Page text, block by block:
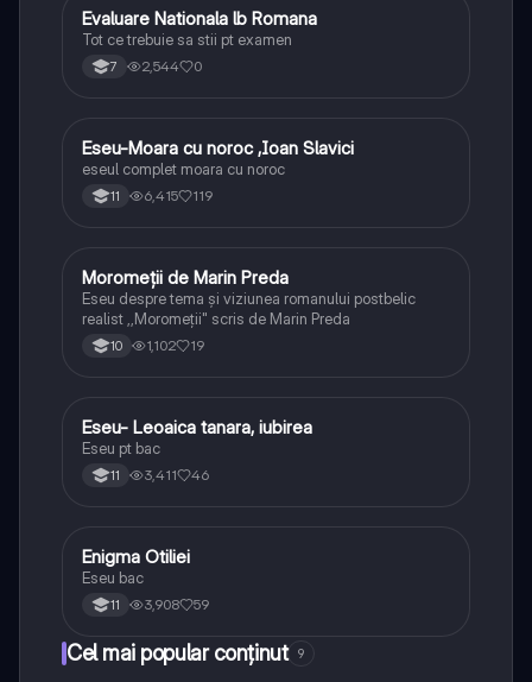
Limba și literatura română
Evaluare Nationala lb Romana
Tot ce trebuie sa stii pt examen
7 2,544 0
Limba și literatura română
Eseu-Moara cu noroc ,Ioan Slavici
eseul complet moara cu noroc
11 6,415 119
Limba și literatura română
Moromeții de Marin Preda
Eseu despre tema și viziunea romanului postbelic
realist ,,Moromeții" scris de Marin Preda
10 1,102 19
Limba și literatura română
Eseu- Leoaica tanara, iubirea
Eseu pt bac
11 3,411 46
Limba și literatura română
Enigma Otiliei
Eseu bac
11 3,908 59
Cel mai popular conținut 9